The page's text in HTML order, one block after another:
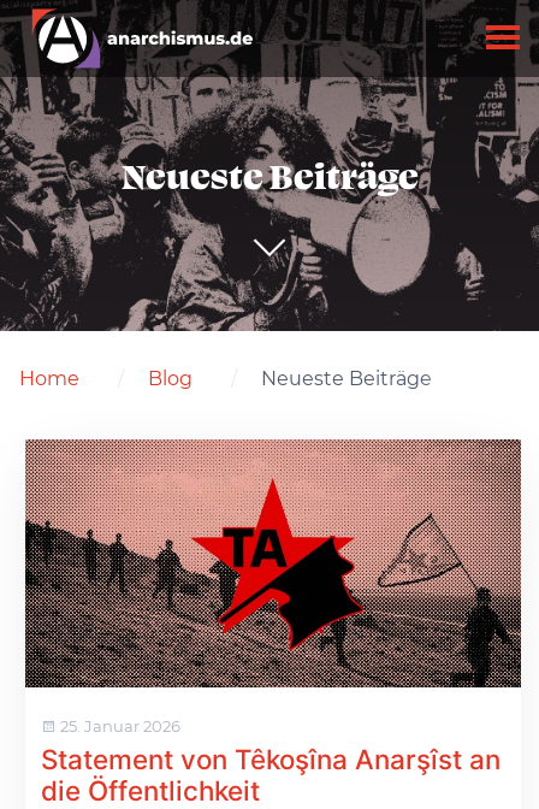
Neueste Beiträge
Home Blog Neueste Beiträge
25. Januar 2026
Statement von Têkoşîna Anarşîst an
die Öffentlichkeit